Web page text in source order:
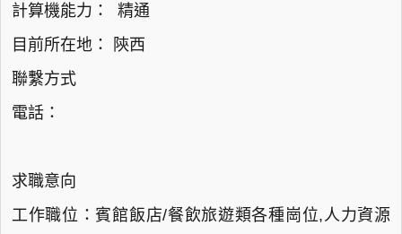
計算機能力： 精通
目前所在地： 陝西
聯繫方式
電話：
求職意向
工作職位：賓館飯店/餐飲旅遊類各種崗位,人力資源